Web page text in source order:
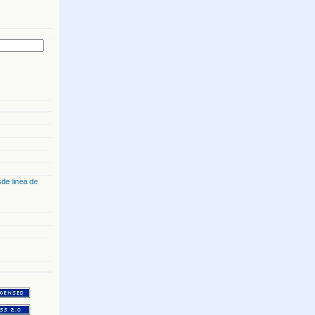
linea de